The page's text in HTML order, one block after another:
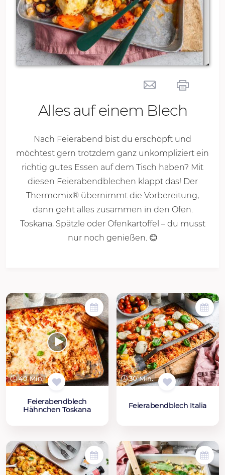
Alles auf einem Blech
Nach Feierabend bist du erschöpft und
möchtest gern trotzdem ganz unkompliziert ein
richtig gutes Essen auf dem Tisch haben? Mit
diesen Feierabendblechen klappt das! Der
Thermomix® übernimmt die Vorbereitung,
dann geht alles zusammen in den Ofen.
Toskana, Spätzle oder Ofenkartoffel – du musst
nur noch genießen. 😊
40 Min.
Feierabendblech
Hähnchen Toskana
30 Min.
Feierabendblech Italia